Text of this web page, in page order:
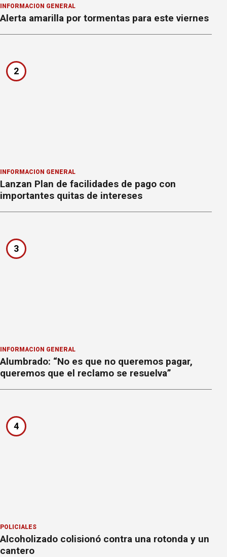
INFORMACION GENERAL
Alerta amarilla por tormentas para este viernes
2
INFORMACION GENERAL
Lanzan Plan de facilidades de pago con
importantes quitas de intereses
3
INFORMACION GENERAL
Alumbrado: “No es que no queremos pagar,
queremos que el reclamo se resuelva”
4
POLICIALES
Alcoholizado colisionó contra una rotonda y un
cantero